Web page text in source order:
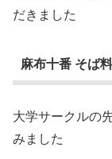
だきました
麻布十番 そば
大学サークルの
みました